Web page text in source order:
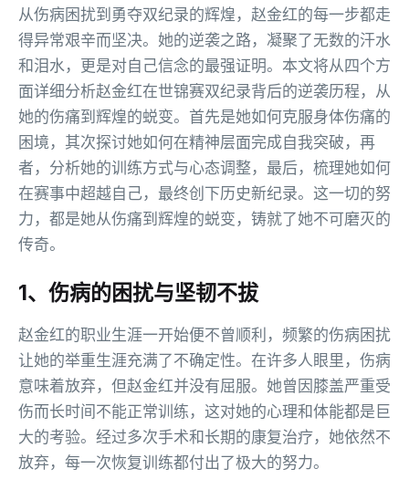
从伤病困扰到勇夺双纪录的辉煌，赵金红的每一步都走
得异常艰辛而坚决。她的逆袭之路，凝聚了无数的汗水
和泪水，更是对自己信念的最强证明。本文将从四个方
面详细分析赵金红在世锦赛双纪录背后的逆袭历程，从
她的伤痛到辉煌的蜕变。首先是她如何克服身体伤痛的
困境，其次探讨她如何在精神层面完成自我突破，再
者，分析她的训练方式与心态调整，最后，梳理她如何
在赛事中超越自己，最终创下历史新纪录。这一切的努
力，都是她从伤痛到辉煌的蜕变，铸就了她不可磨灭的
传奇。
1、伤病的困扰与坚韧不拔
赵金红的职业生涯一开始便不曾顺利，频繁的伤病困扰
让她的举重生涯充满了不确定性。在许多人眼里，伤病
意味着放弃，但赵金红并没有屈服。她曾因膝盖严重受
伤而长时间不能正常训练，这对她的心理和体能都是巨
大的考验。经过多次手术和长期的康复治疗，她依然不
放弃，每一次恢复训练都付出了极大的努力。